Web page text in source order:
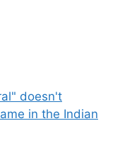
doesn't
in the Indian